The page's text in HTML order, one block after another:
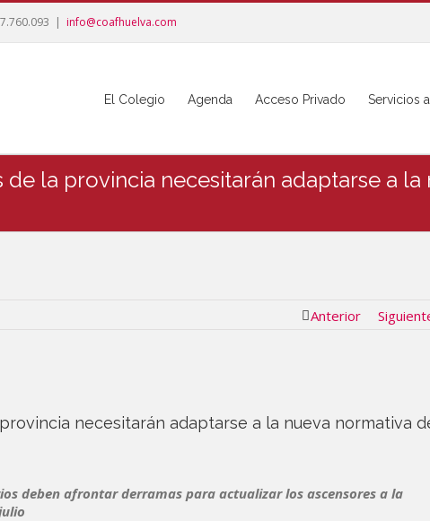
| info@coafhuelva.com
El Colegio Agenda Acceso Privado Servicios
de la provincia necesitarán adaptarse a
Anterior
necesitarán adaptarse a la nueva normativa
deben afrontar derramas para actualizar los ascensores a la